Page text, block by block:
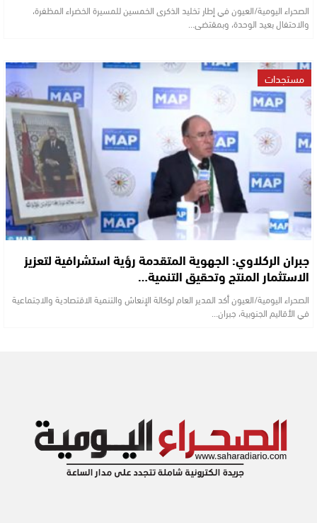
الصحراء اليومية/العيون في إطار تخليد الذكرى الخمسين للمسيرة الخضراء المظفرة،
والاحتفال بعيد الوحدة، وبمقتضى…
مستجدات
جبران الركلاوي: الجهوية المتقدمة رؤية استشرافية لتعزيز
الاستثمار المنتج وتحقيق التنمية…
الصحراء اليومية/العيون أكد المدير العام لوكالة الإنعاش والتنمية الاقتصادية والاجتماعية
في الأقاليم الجنوبية، جبران…